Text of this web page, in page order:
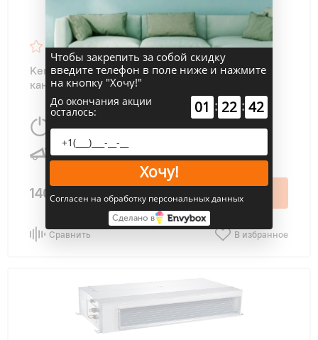
5,0 46
Kentatsu KSKR105HFAN3P/KSUR105HFAN3
канальный кондиционер ON/OFF
10550 Вт 100 м2
38 дБ
140 400 ₽
Сравнить В избранное
Чтобы закрепить за собой скидку
введите телефон в поле ниже и нажмите
на кнопку "Хочу!"
До окончания акции
осталось: 01 : 22 : 41
Хочу!
Согласен на обработку персональных данных
Сделано в